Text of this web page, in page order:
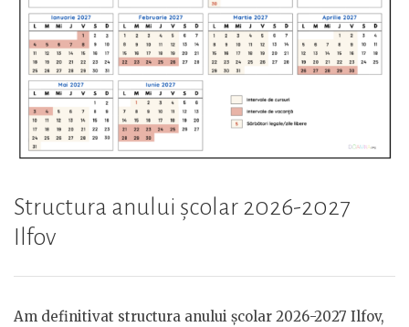
Structura anului școlar 2026-2027
Ilfov
Am definitivat structura anului școlar 2026-2027 Ilfov,